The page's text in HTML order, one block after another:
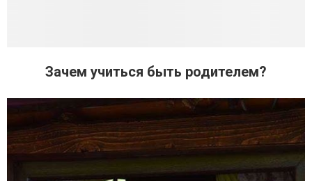
Зачем учиться быть родителем?